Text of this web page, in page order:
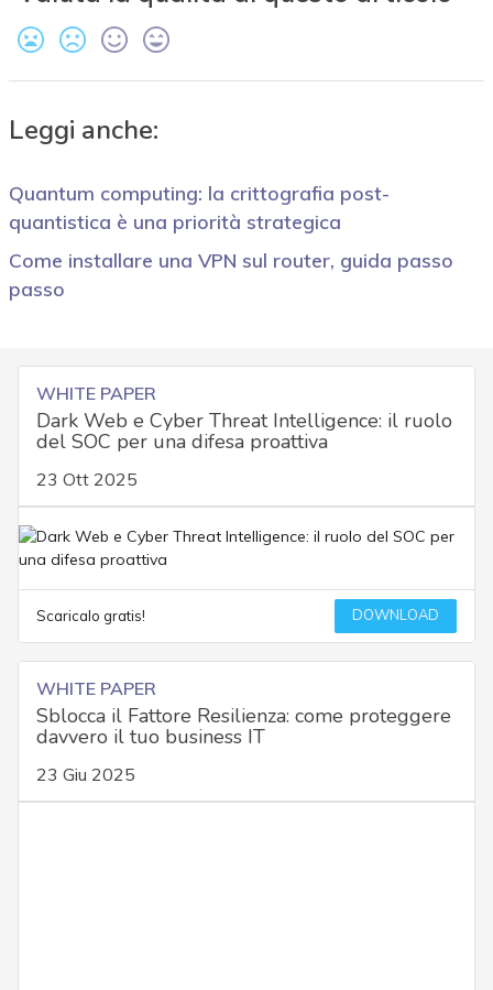
Leggi anche:
Quantum computing: la crittografia post-
quantistica è una priorità strategica
Come installare una VPN sul router, guida passo
passo
WHITE PAPER
Dark Web e Cyber Threat Intelligence: il ruolo
del SOC per una difesa proattiva
23 Ott 2025
Scaricalo gratis! DOWNLOAD
WHITE PAPER
Sblocca il Fattore Resilienza: come proteggere
davvero il tuo business IT
23 Giu 2025